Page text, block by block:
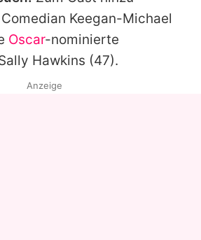
Keegan-Michael
Oscar-nominierte
Hawkins (47).
Anzeige